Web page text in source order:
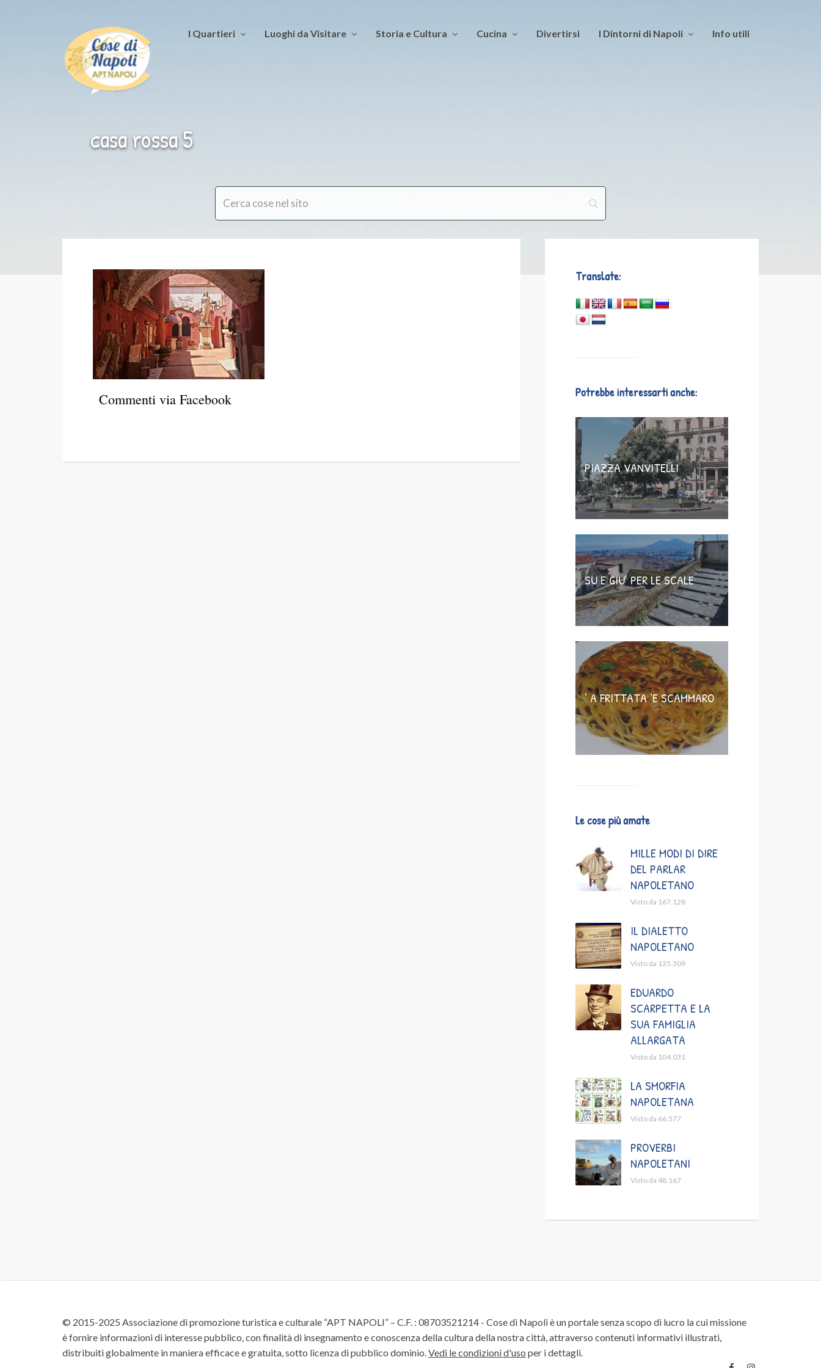
I Quartieri Luoghi da Visitare Storia e Cultura Cucina Divertirsi I Dintorni di Napoli Info utili
casa rossa 5
Commenti via Facebook
Translate:
Potrebbe interessarti anche:
PIAZZA VANVITELLI
SU E GIU’ PER LE SCALE
‘ A FRITTATA ‘E SCAMMARO
Le cose più amate
MILLE MODI DI DIRE
DEL PARLAR
NAPOLETANO
Visto da 167.128
IL DIALETTO
NAPOLETANO
Visto da 135.309
EDUARDO
SCARPETTA E LA
SUA FAMIGLIA
ALLARGATA
Visto da 104.031
LA SMORFIA
NAPOLETANA
Visto da 66.577
PROVERBI
NAPOLETANI
Visto da 48.167
© 2015-2025 Associazione di promozione turistica e culturale “APT NAPOLI” – C.F. : 08703521214 - Cose di Napoli è un portale senza scopo di lucro la cui missione
è fornire informazioni di interesse pubblico, con finalità di insegnamento e conoscenza della cultura della nostra città, attraverso contenuti informativi illustrati,
distribuiti globalmente in maniera efficace e gratuita, sotto licenza di pubblico dominio.Vedi le condizioni d'uso per i dettagli.